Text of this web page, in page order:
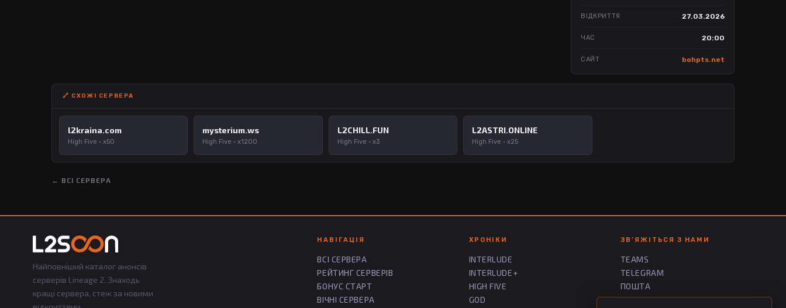
ВІДКРИТТЯ 27.03.2026
ЧАС 20:00
САЙТ bohpts.net
🔗 СХОЖІ СЕРВЕРА
l2kraina.com
High Five · x50
mysterium.ws
High Five · x1200
L2CHILL.FUN
High Five · x3
L2ASTRI.ONLINE
High Five · x25
← ВСІ СЕРВЕРА
Найповніший каталог анонсів
серверів Lineage 2. Знаходь
кращі сервера, стеж за новими
НАВІГАЦІЯ
ВСІ СЕРВЕРА
РЕЙТИНГ СЕРВЕРІВ
БОНУС СТАРТ
ВІЧНІ СЕРВЕРА
ХРОНІКИ
INTERLUDE
INTERLUDE+
HIGH FIVE
GOD
ЗВ'ЯЖІТЬСЯ З НАМИ
TEAMS
TELEGRAM
ПОШТА